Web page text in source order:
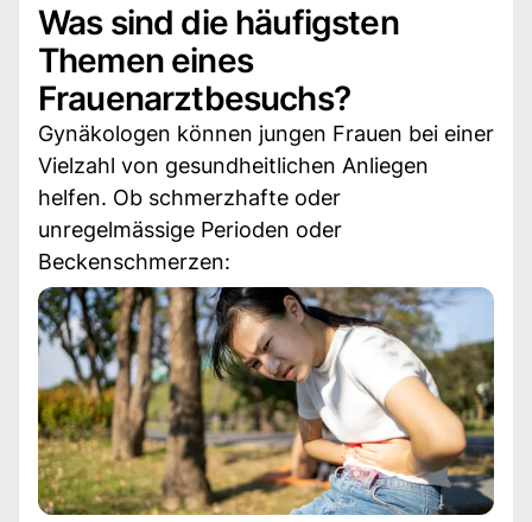
Was sind die häufigsten
Themen eines
Frauenarztbesuchs?
Gynäkologen können jungen Frauen bei einer
Vielzahl von gesundheitlichen Anliegen
helfen. Ob schmerzhafte oder
unregelmässige Perioden oder
Beckenschmerzen: